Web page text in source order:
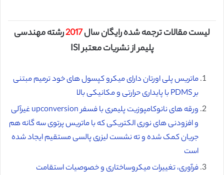
لیست مقالات ترجمه شده رایگان سال2017رشته مهندسی
پلیمر از نشریات معتبر ISI
ماتریس پلی اورتان دارای میکرو کپسول های خود ترمیم مبتنی
بر PDMS با پایداری حرارتی و مکانیکی بالا
ورقه های نانوکامپوزیت پلیمری با فسفر upconversion غیرآلی
و افزودنی های نوری الکتریکی که با ماتریس پرتوی سه گانه هم
جریان کمک شده و ته نشست لیزری پالسی مستقیم ایجاد شده
است
فرآوری، تغییرات میکروساختاری و خصوصیات استقامت